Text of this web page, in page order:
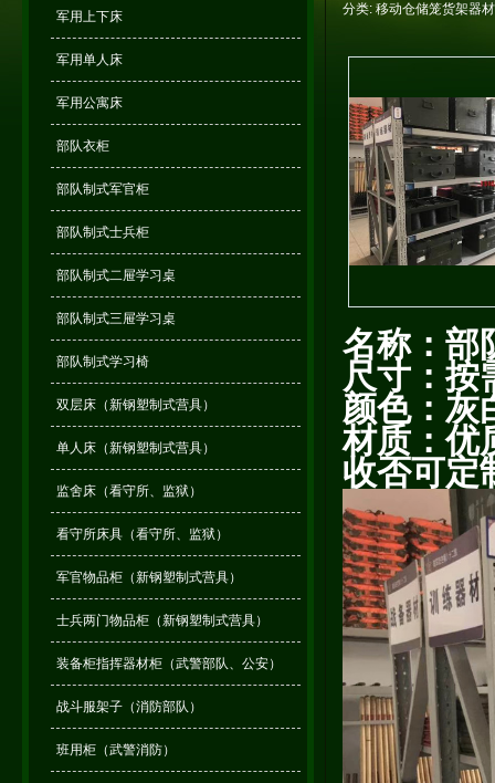
军用上下床
军用单人床
军用公寓床
部队衣柜
部队制式军官柜
部队制式士兵柜
部队制式二屉学习桌
部队制式三屉学习桌
部队制式学习椅
双层床（新钢塑制式营具）
单人床（新钢塑制式营具）
监舍床（看守所、监狱）
看守所床具（看守所、监狱）
军官物品柜（新钢塑制式营具）
士兵两门物品柜（新钢塑制式营具）
装备柜指挥器材柜（武警部队、公安）
战斗服架子（消防部队）
班用柜（武警消防）
分类: 移动仓储笼货架器
名称：部
尺寸：按
颜色：灰
材质：优
收否可定